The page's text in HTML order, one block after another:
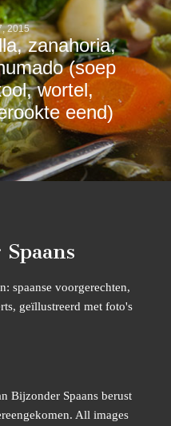
2015
zanahoria,
(soep
wortel,
eend)
spaanse voorgerechten,
geïllustreerd met foto's
Bijzonder Spaans berust
All images